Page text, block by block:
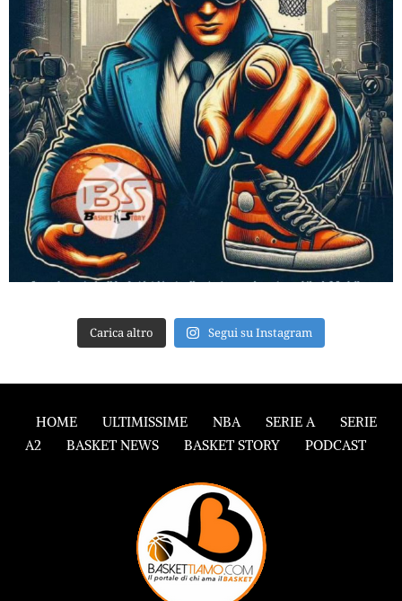
Carica altro Segui su Instagram
HOME ULTIMISSIME NBA SERIE A
SERIE
A2
BASKET NEWS BASKET STORY PODCAST